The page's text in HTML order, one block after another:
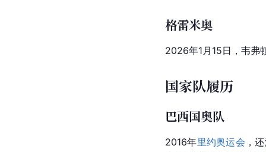
格雷米奥
2026年1月15日，韦弗
国家队履历
巴西国奥队
2016年里约奥运会 ，